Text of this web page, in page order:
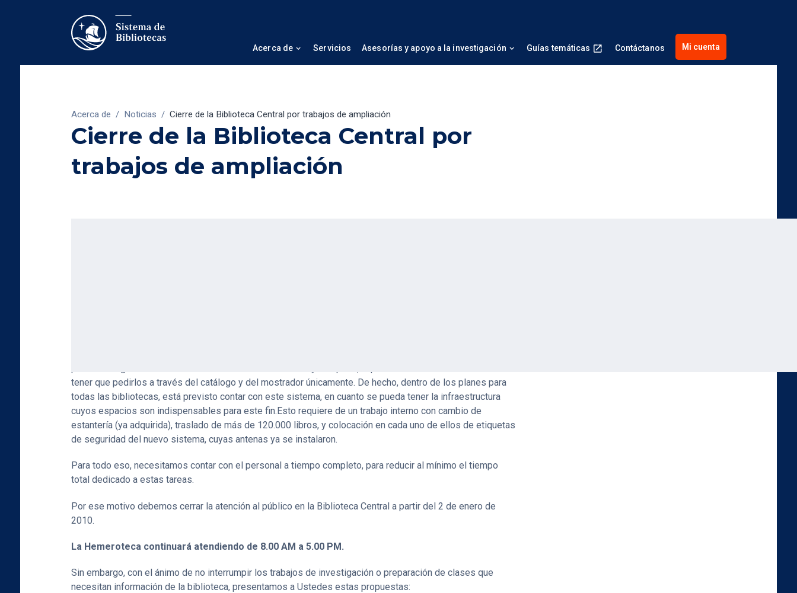
Acerca de Servicios Asesorías y apoyo a la investigación Guías temáticas Contáctanos Mi cuenta
Acerca de / Noticias / Cierre de la Biblioteca Central por trabajos de ampliación
Cierre de la Biblioteca Central por
trabajos de ampliación
tener que pedirlos a través del catálogo y del mostrador únicamente. De hecho, dentro de los planes para
todas las bibliotecas, está previsto contar con este sistema, en cuanto se pueda tener la infraestructura
cuyos espacios son indispensables para este fin.Esto requiere de un trabajo interno con cambio de
estantería (ya adquirida), traslado de más de 120.000 libros, y colocación en cada uno de ellos de etiquetas
de seguridad del nuevo sistema, cuyas antenas ya se instalaron.
Para todo eso, necesitamos contar con el personal a tiempo completo, para reducir al mínimo el tiempo
total dedicado a estas tareas.
Por ese motivo debemos cerrar la atención al público en la Biblioteca Central a partir del 2 de enero de
2010.
La Hemeroteca continuará atendiendo de 8.00 AM a 5.00 PM.
Sin embargo, con el ánimo de no interrumpir los trabajos de investigación o preparación de clases que
necesitan información de la biblioteca, presentamos a Ustedes estas propuestas: